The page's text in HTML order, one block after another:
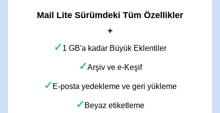
Mail Lite Sürümdeki Tüm Özellikler
+
✓1 GB'a kadar Büyük Eklentiler
✓Arşiv ve e-Keşif
✓ E-posta yedekleme ve geri yükleme
✓ Beyaz etiketleme